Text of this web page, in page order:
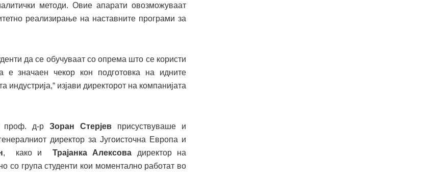
методи. Овие апарати овозможуваат
реализирање на наставните програми за
да се обучуваат со опрема што се користи
е значаен чекор кон подготовка на идните
изјави директорот на компанијата
проф. д-рЗоран Стерјев присуствуваше и
директор за Југоисточна Европа и
, како и Трајанка Алексова директор на
со група студенти кои моментално работат во